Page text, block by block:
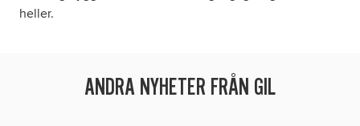
heller.
ANDRA NYHETER FRÅN GIL